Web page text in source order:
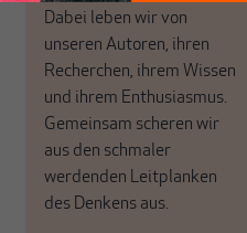
Dabei leben wir von
unseren Autoren, ihren
Recherchen, ihrem Wissen
und ihrem Enthusiasmus.
Gemeinsam scheren wir
aus den schmaler
werdenden Leitplanken
des Denkens aus.